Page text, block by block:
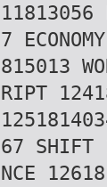
11813056
7
815013
RIPT
67 SHIFT
NCE